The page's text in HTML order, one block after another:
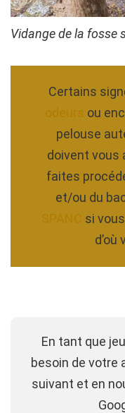
Vidange de la fosse
Certains
odeurs ou
pelouse
doivent vous
faites
et/ou du
SPANC si
d’où
En tant que
besoin de votre
suivant et en